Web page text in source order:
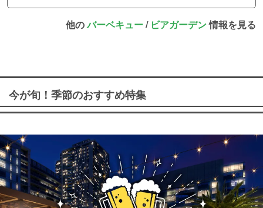
他のバーベキュー/ ビアガーデン情報を見る
今が旬！季節のおすすめ特集